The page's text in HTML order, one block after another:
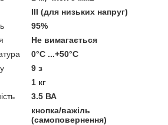
III (для низьких напруг)
95%
Не вимагається
0°С ...+50°С
9 з
1 кг
3.5 ВА
кнопка/важіль
(самоповернення)